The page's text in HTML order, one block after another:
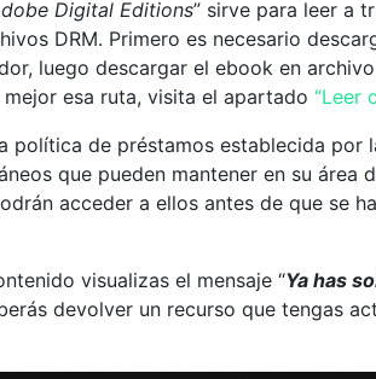
Digital Editions” sirve para leer a
DRM. Primero es necesario
luego descargar el ebook en
esa ruta, visita el apartado “Leer
política de préstamos establecida por
que pueden mantener en su área
acceder a ellos antes de que se
visualizas el mensaje “Ya has
devolver un recurso que tengas